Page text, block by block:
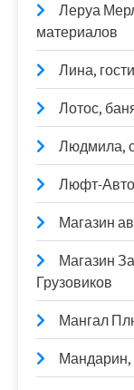
Леруа
материалов
Лина,
Лотос,
Людмила,
Люфт-Авто
Магазин
Магазин
Грузовиков
Мангал
Мандарин,